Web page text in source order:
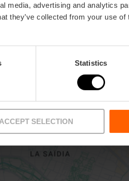
media, advertising and analytics
they’ve collected from your use
Statistics
ACCEPT SELECTION
Bus
62,64